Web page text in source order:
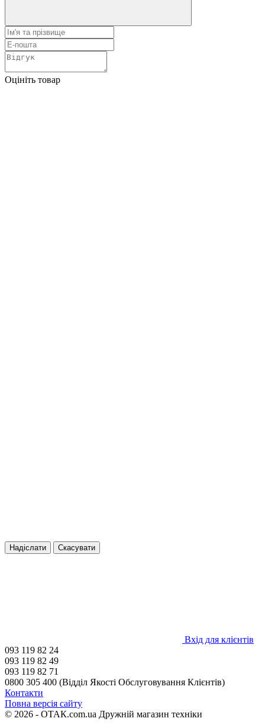
Оцініть товар
Надіслати Скасувати
Вхід для клієнтів
093 119 82 24
093 119 82 49
093 119 82 71
0800 305 400 (Відділ Якості Обслуговування Клієнтів)
Контакти
Повна версія сайту
© 2026 - ОТАК.com.ua Дружній магазин техніки